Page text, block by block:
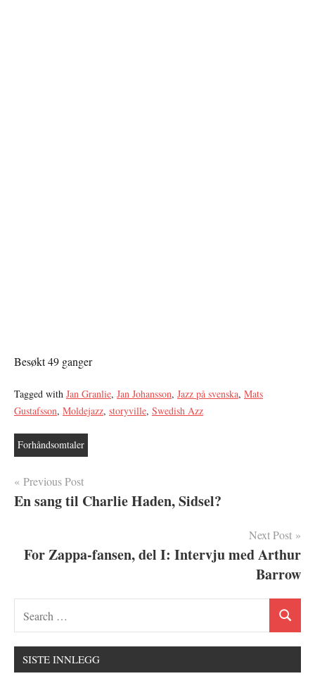
Besøkt 49 ganger
Tagged with Jan Granlie, Jan Johansson, Jazz på svenska, Mats
Gustafsson, Moldejazz, storyville, Swedish Azz
Forhåndsomtaler
Innleggsnavigasjon
Previous Post
En sang til Charlie Haden, Sidsel?
Next Post
For Zappa-fansen, del I: Intervju med Arthur
Barrow
SISTE INNLEGG